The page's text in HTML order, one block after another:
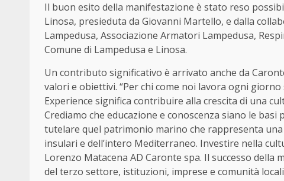
Il buon esito della manifestazione è stato reso
Linosa, presieduta da Giovanni Martello, e dalla
Lampedusa, Associazione Armatori Lampedusa,
Comune di Lampedusa e Linosa.
Un contributo significativo è arrivato anche da
valori e obiettivi. “Per chi come noi lavora ogni
Experience significa contribuire alla crescita di una
Crediamo che educazione e conoscenza siano le
tutelare quel patrimonio marino che rappresenta
insulari e dell’intero Mediterraneo. Investire nella
Lorenzo Matacena AD Caronte spa. Il successo
del terzo settore, istituzioni, imprese e comunità